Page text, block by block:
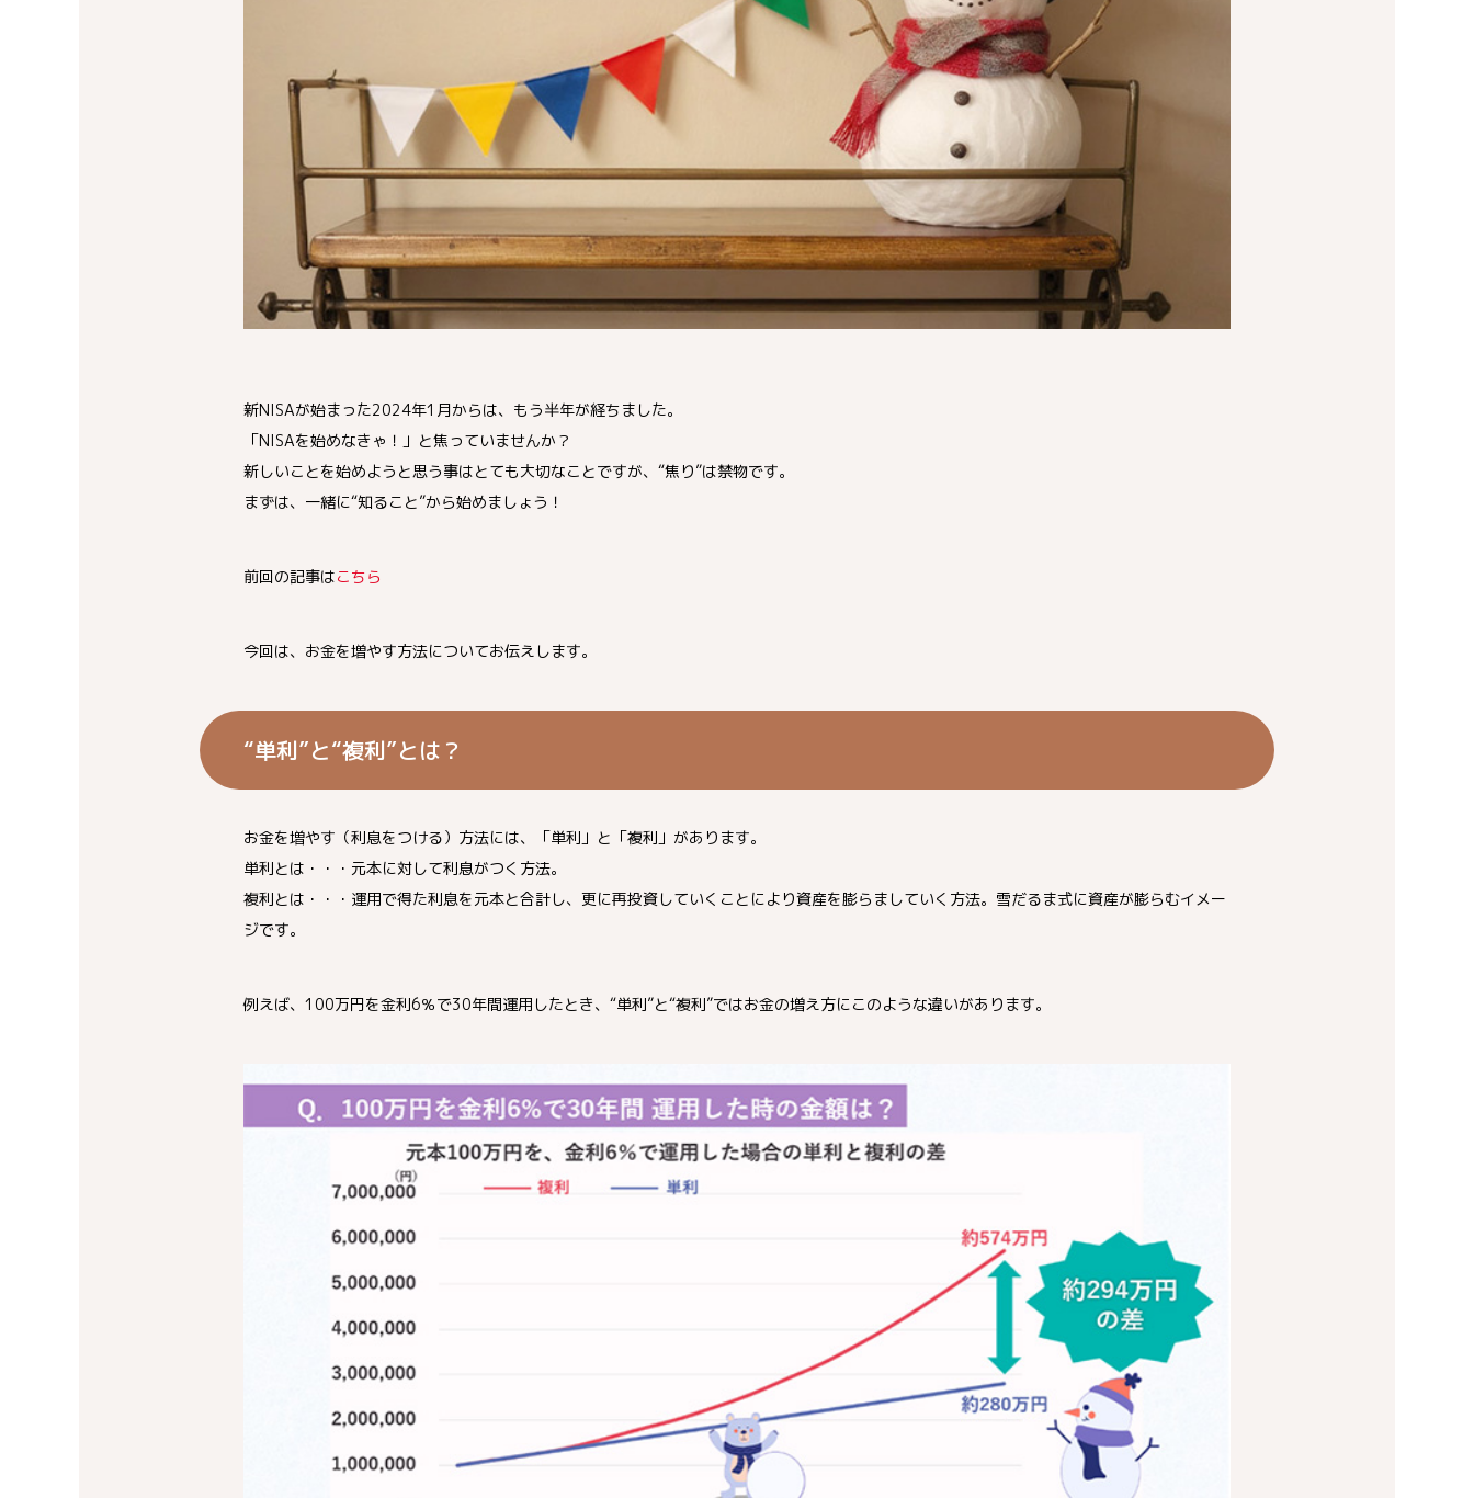
新NISAが始まった2024年1月からは、もう半年が経ちました。
「NISAを始めなきゃ！」と焦っていませんか？
新しいことを始めようと思う事はとても大切なことですが、“焦り”は禁物です。
まずは、一緒に“知ること”から始めましょう！
前回の記事はこちら
今回は、お金を増やす方法についてお伝えします。
“単利”と“複利”とは？
お金を増やす（利息をつける）方法には、「単利」と「複利」があります。
単利とは・・・元本に対して利息がつく方法。
複利とは・・・運用で得た利息を元本と合計し、更に再投資していくことにより資産を膨らましていく方法。雪だるま式に資産が膨らむイメー
ジです。
例えば、100万円を金利6％で30年間運用したとき、“単利”と“複利”ではお金の増え方にこのような違いがあります。